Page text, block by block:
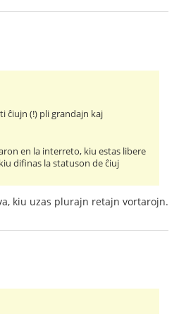
ĉiujn (!) pli grandajn kaj
en la interreto, kiu estas libere
difinas la statuson de ĉiuj
kiu uzas plurajn retajn vortarojn.